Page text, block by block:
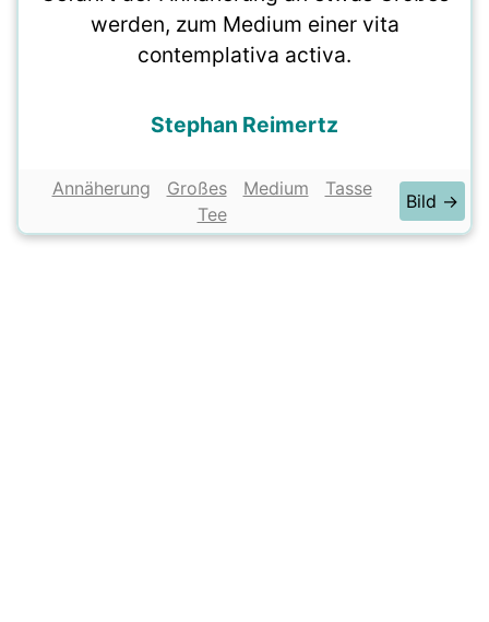
werden, zum Medium einer vita
contemplativa activa.
Stephan Reimertz
Annäherung Großes Medium
Tasse
Tee
Bild →